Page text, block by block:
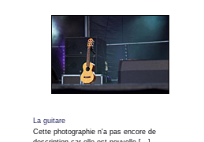
La guitare
Cette photographie n'a pas encore de